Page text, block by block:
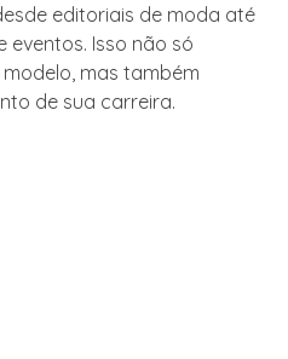
editoriais de moda até
eventos. Isso não só
mas também
de sua carreira.